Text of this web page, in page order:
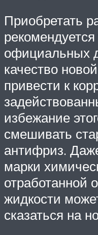
Приобретать
рекомендуется
официальных
качество
привести к
избежание
смешивать
антифриз.
марки
отработанной
жидкости
сказаться на